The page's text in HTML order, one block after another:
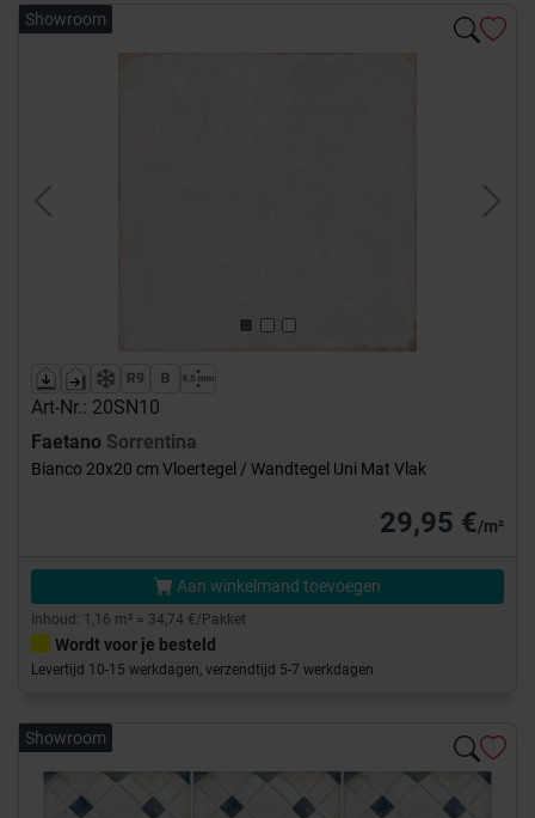
Showroom
Previous Next
Art-Nr.: 20SN10
Faetano Sorrentina
Bianco 20x20 cm Vloertegel / Wandtegel Uni Mat Vlak
29,95 €/m²
Aan winkelmand toevoegen
Inhoud: 1,16 m² = 34,74 €/Pakket
Wordt voor je besteld
Levertijd 10-15 werkdagen, verzendtijd 5-7 werkdagen
Showroom